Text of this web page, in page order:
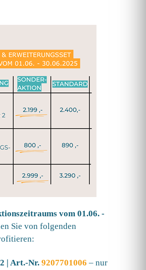
vom 01.06. -
Sie von folgenden
| Art.-Nr. 9207701006 – nur